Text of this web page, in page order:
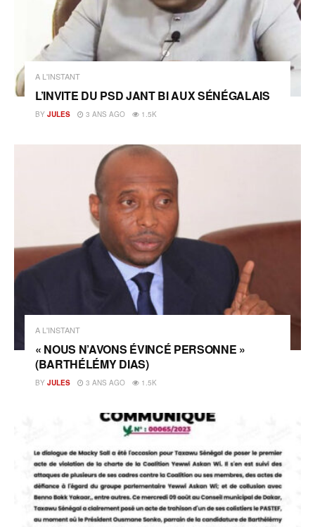
A L'INSTANT
L’INVITE DU PSD JANT BI AUX SÉNÉGALAIS
BY JULES 3 ANS AGO 1.5K
A L'INSTANT
« NOUS N’AVONS ÉVINCÉ PERSONNE »
(BARTHÉLÉMY DIAS)
BY JULES 3 ANS AGO 1.5K